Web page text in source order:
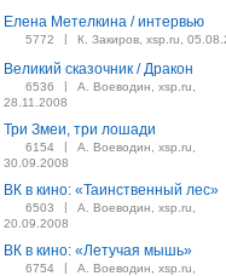
Елена Метелкина / интервью
5772 | К. Закиров, xsp.ru,
Великий сказочник / Дракон
6536 |
А. Воеводин, xsp.ru,
28.11.2008
Три Змеи, три лошади
6154 |
А. Воеводин, xsp.ru,
30.09.2008
ВК в кино: «Таинственный лес»
6503 |
А. Воеводин, xsp.ru,
20.09.2008
ВК в кино: «Летучая мышь»
6754 |
А. Воеводин, xsp.ru,